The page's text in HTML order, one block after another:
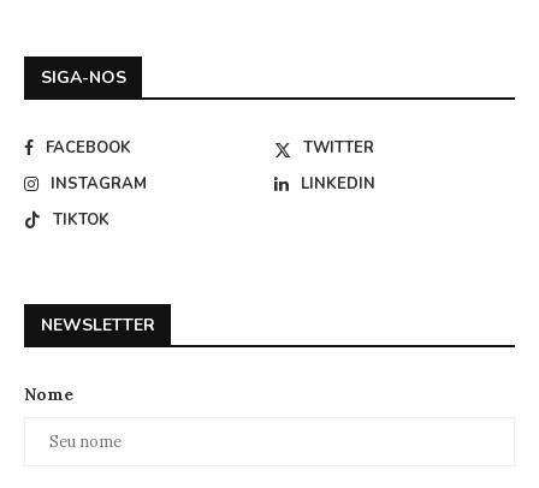
SIGA-NOS
FACEBOOK
TWITTER
INSTAGRAM
LINKEDIN
TIKTOK
NEWSLETTER
Nome